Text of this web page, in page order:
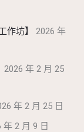
作坊】
2026 年
2026 年 2 月 25
年 2 月 25 日
年 2 月 9 日